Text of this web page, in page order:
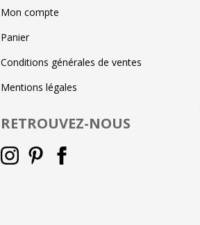
Mon compte
Panier
Conditions générales de ventes
Mentions légales
RETROUVEZ-NOUS